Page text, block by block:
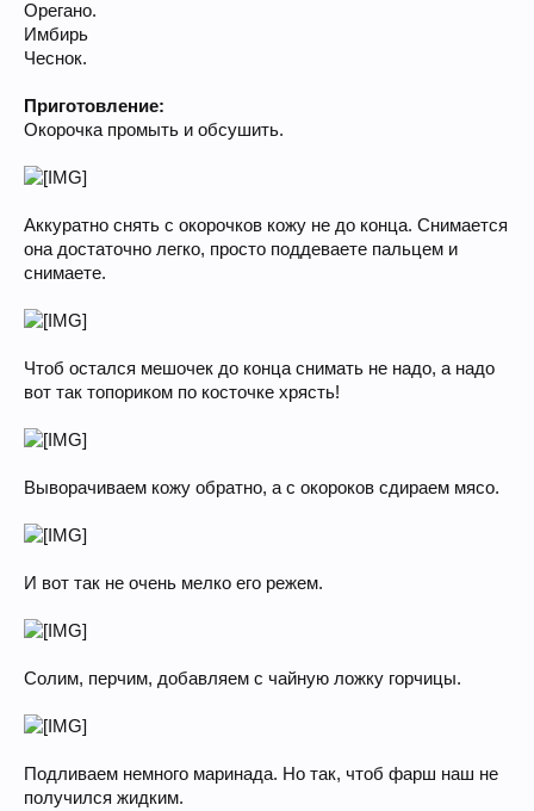
Орегано.
Имбирь
Чеснок.
Приготовление:
Окорочка промыть и обсушить.
Аккуратно снять с окорочков кожу не до конца. Снимается
она достаточно легко, просто поддеваете пальцем и
снимаете.
Чтоб остался мешочек до конца снимать не надо, а надо
вот так топориком по косточке хрясть!
Выворачиваем кожу обратно, а с окороков сдираем мясо.
И вот так не очень мелко его режем.
Солим, перчим, добавляем с чайную ложку горчицы.
Подливаем немного маринада. Но так, чтоб фарш наш не
получился жидким.